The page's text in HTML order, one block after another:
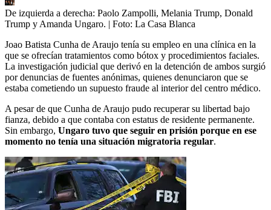
De izquierda a derecha: Paolo Zampolli, Melania Trump, Donald
Trump y Amanda Ungaro. | Foto: La Casa Blanca
Joao Batista Cunha de Araujo tenía su empleo en una clínica en la
que se ofrecían tratamientos como bótox y procedimientos faciales.
La investigación judicial que derivó en la detención de ambos surgió
por denuncias de fuentes anónimas, quienes denunciaron que se
estaba cometiendo un supuesto fraude al interior del centro médico.
A pesar de que Cunha de Araujo pudo recuperar su libertad bajo
fianza, debido a que contaba con estatus de residente permanente.
Sin embargo, Ungaro tuvo que seguir en prisión porque en ese
momento no tenía una situación migratoria regular.